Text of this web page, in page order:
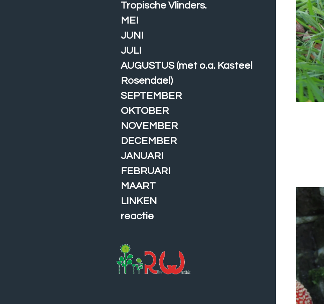
Tropische Vlinders.
MEI
JUNI
JULI
AUGUSTUS (met o.a. Kasteel
Rosendael)
SEPTEMBER
OKTOBER
NOVEMBER
DECEMBER
JANUARI
FEBRUARI
MAART
LINKEN
reactie